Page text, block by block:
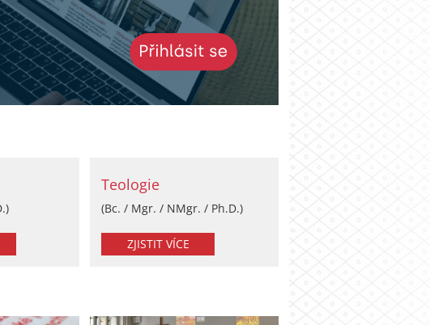
Teologie
(Bc. / Mgr. / NMgr. / Ph.D.)
ZJISTIT VÍCE